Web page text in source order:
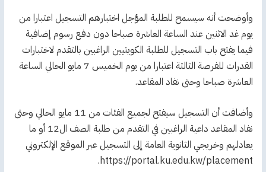
وأوضحت أنه سيسمح للطلبة المؤجل اختبارهم التسجيل اعتبارا من
يوم غد الاثنين عند الساعة العاشرة صباحا دون دفع رسوم إضافية
فيما يفتح باب التسجيل للطلبة الكويتيين الراغبين بالتقدم لاختبارات
القدرات للفرصة الثالثة اعتبارا من يوم الخميس 7 مايو الحالي الساعة
العاشرة صباحا وحتى نفاد المقاعد.
وأضافت أن التسجيل سيفتح لجميع الفئات من 11 مايو الحالي وحتى
نفاد المقاعد داعية الراغبين في التقدم من طلبة الصف ال12 أو ما
يعادلهم وخريجي الثانوية العامة إلى التسجيل عبر الموقع الإلكتروني
https://portal.ku.edu.kw/placement.